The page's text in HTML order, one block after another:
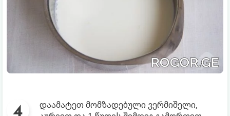
დაამატეთ მომზადებული ვერმიშელი,